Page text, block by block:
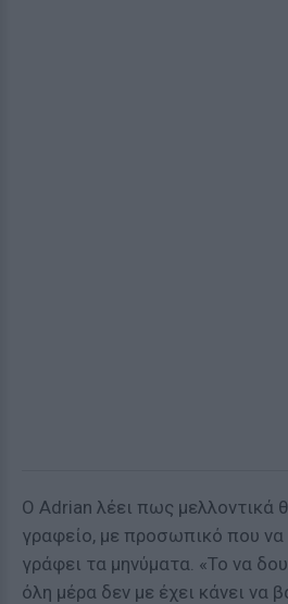
Ο Adrian λέει πως μελλοντικά
γραφείο, με προσωπικό που να
γράφει τα μηνύματα. «Το να
όλη μέρα δεν με έχει κάνει να